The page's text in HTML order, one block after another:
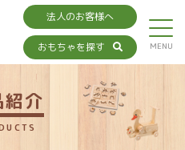
法人のお客様へ
おもちゃを探す
紹介